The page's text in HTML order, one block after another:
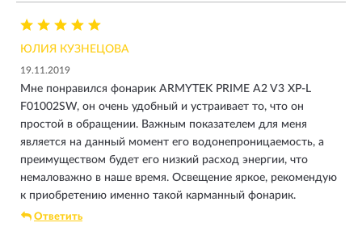
ЮЛИЯ КУЗНЕЦОВА
19.11.2019
Мне понравился фонарик ARMYTEK PRIME A2 V3 XP-L
F01002SW, он очень удобный и устраивает то, что он
простой в обращении. Важным показателем для меня
является на данный момент его водонепроницаемость, а
преимуществом будет его низкий расход энергии, что
немаловажно в наше время. Освещение яркое, рекомендую
к приобретению именно такой карманный фонарик.
Ответить